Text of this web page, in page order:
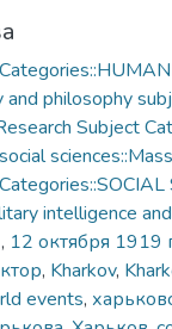
and philosophy
Subject
intelligence
, 12 октября 1919
, Kharkov,
events,